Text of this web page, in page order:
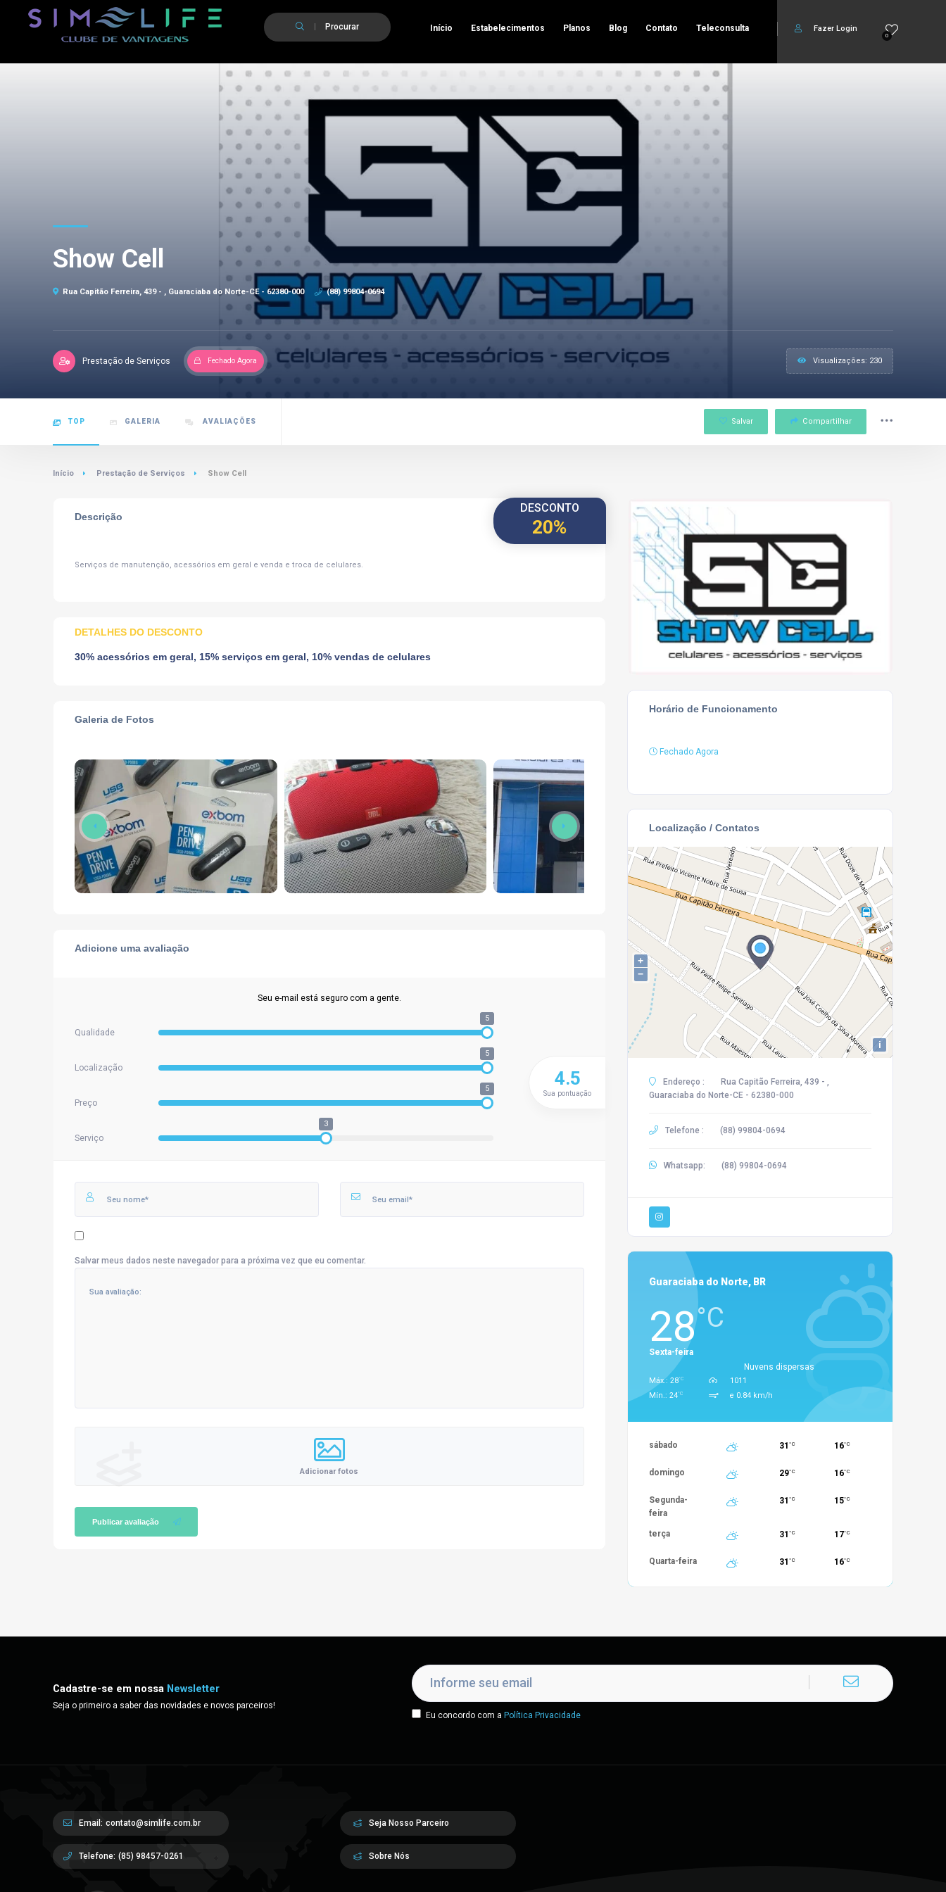
Procurar
0
Fazer Login
Início Estabelecimentos Planos Blog Contato Teleconsulta
Show Cell
Rua Capitão Ferreira, 439 - , Guaraciaba do Norte-CE - 62380-000 (88) 99804-0694
Prestação de Serviços Fechado Agora Visualizações: 230
TOP GALERIA AVALIAÇÕES Salvar Compartilhar
Início Prestação de Serviços Show Cell
DESCONTO
20%
Descrição
Serviços de manutenção, acessórios em geral e venda e troca de celulares.
DETALHES DO DESCONTO
30% acessórios em geral, 15% serviços em geral, 10% vendas de celulares
Galeria de Fotos
Adicione uma avaliação
Seu e-mail está seguro com a gente.
Qualidade
5
Localização
5
Preço
5
Serviço
3
4.5
Sua pontuação
Salvar meus dados neste navegador para a próxima vez que eu comentar.
Adicionar fotos
Publicar avaliação
Horário de Funcionamento
Fechado Agora
Localização / Contatos
+
−
i
Endereço :
Rua Capitão Ferreira, 439 - ,
Guaraciaba do Norte-CE - 62380-000
Telefone : (88) 99804-0694
Whatsapp: (88) 99804-0694
Guaraciaba do Norte, BR
28°C
Nuvens dispersas
Sexta-feira
Máx.: 28°C
Mín.: 24°C
1011
e 0.84 km/h
sábado 31 °C 16°C
domingo 29°C 16°C
Segunda-
feira
31 °C 15°C
terça 31 °C 17°C
Quarta-feira 31 °C 16°C
Cadastre-se em nossa Newsletter
Seja o primeiro a saber das novidades e novos parceiros!
Eu concordo com a Política Privacidade
Email: contato@simlife.com.br
Telefone: (85) 98457-0261
Seja Nosso Parceiro
Sobre Nós